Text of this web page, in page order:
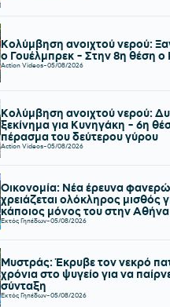
Κολύμβηση ανοιχτού νερού:
ο Γουέλμπρεκ - Στην 8η θέση
Action Videos-05/08/2026
Κολύμβηση ανοιχτού νερού:
ξεκίνημα για Κυνηγάκη - 6η
πέρασμα του δεύτερου γύρου
Action Videos-05/08/2026
Οικονομία: Νέα έρευνα
χρειάζεται ολόκληρος μισθός
κάποιος μόνος του στην Αθήνα
Εκτός Γηπέδων-05/08/2026
Μυστράς: Έκρυβε τον νεκρό
χρόνια στο ψυγείο για να
σύνταξη
Εκτός Γηπέδων-05/08/2026